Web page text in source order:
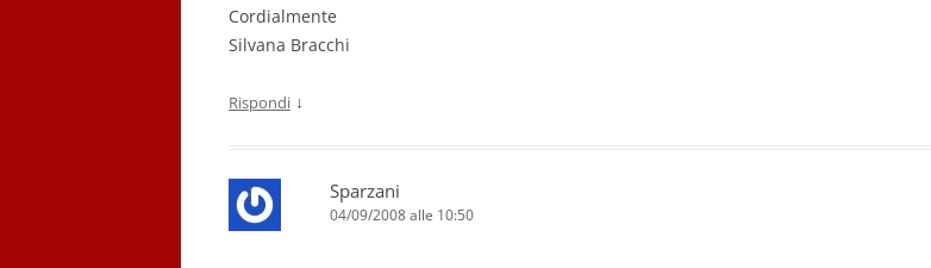
Cordialmente
Silvana Bracchi
Rispondi ↓
Sparzani
04/09/2008 alle 10:50